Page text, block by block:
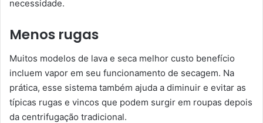
necessidade.
Menos rugas
Muitos modelos de lava e seca melhor custo benefício
incluem vapor em seu funcionamento de secagem. Na
prática, esse sistema também ajuda a diminuir e evitar as
típicas rugas e vincos que podem surgir em roupas depois
da centrifugação tradicional.